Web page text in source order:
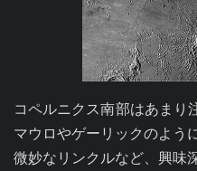
コペルニクス南部はあまり
マウロやゲーリックのよう
微妙なリンクルなど、興味